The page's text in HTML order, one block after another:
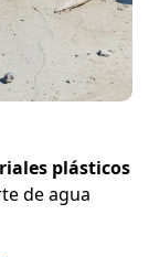
plásticos
de agua